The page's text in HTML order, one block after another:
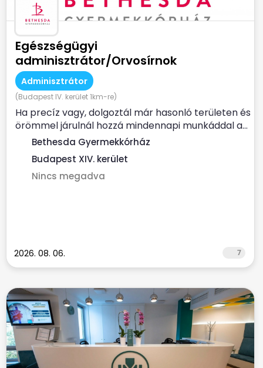
Egészségügyi
adminisztrátor/Orvosírnok
Adminisztrátor
(Budapest IV. kerület 1km-re)
Ha precíz vagy, dolgoztál már hasonló területen és
örömmel járulnál hozzá mindennapi munkáddal a...
Bethesda Gyermekkórház
Budapest XIV. kerület
Nincs megadva
2026. 08. 06. 7